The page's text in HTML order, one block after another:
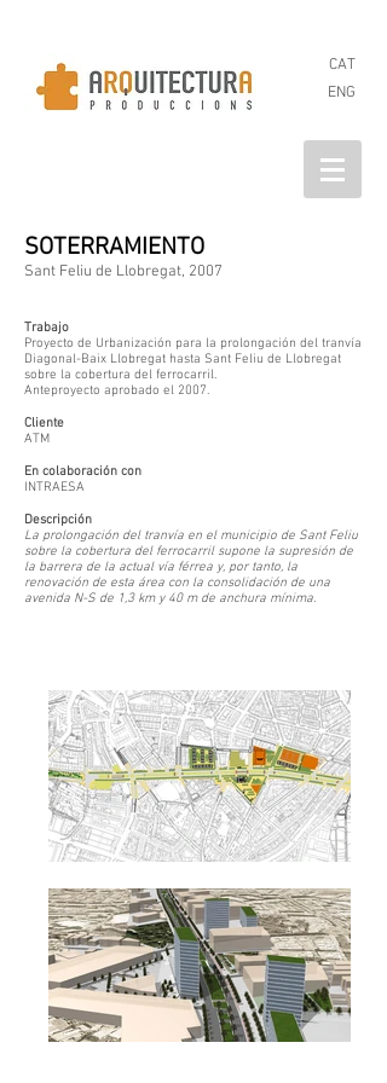
CAT
ENG
SOTERRAMIENTO
Sant Feliu de Llobregat, 2007
Trabajo
Proyecto de Urbanización para la prolongación del tranvía
Diagonal-Baix Llobregat hasta Sant Feliu de Llobregat
sobre la cobertura del ferrocarril.
Anteproyecto aprobado el 2007.
Cliente
ATM
En colaboración con
INTRAESA
Descripción
La prolongación del tranvía en el municipio de Sant Feliu
sobre la cobertura del ferrocarril supone la supresión de
la barrera de la actual vía férrea y, por tanto, la
renovación de esta área con la consolidación de una
avenida N-S de 1,3 km y 40 m de anchura mínima.